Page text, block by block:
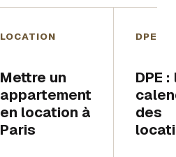
LOCATION
Mettre un
appartement
en location à
Paris
DPE
DPE :
des